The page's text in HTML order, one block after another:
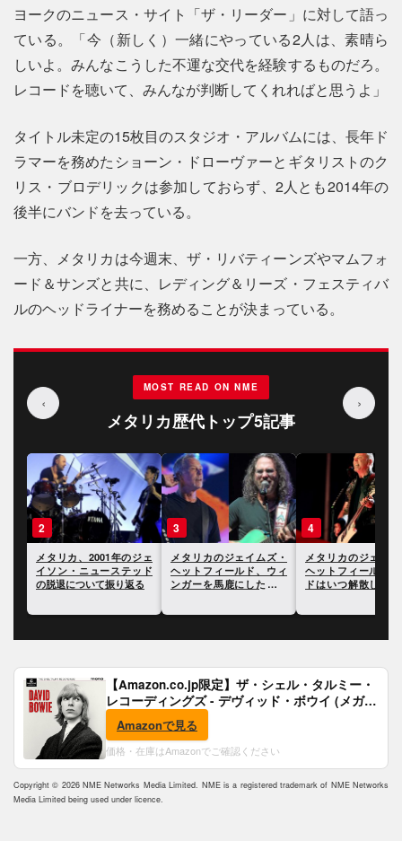
ヨークのニュース・サイト「ザ・リーダー」に対して語っ
ている。「今（新しく）一緒にやっている2人は、素晴ら
しいよ。みんなこうした不運な交代を経験するものだろ。
レコードを聴いて、みんなが判断してくれればと思うよ」
タイトル未定の15枚目のスタジオ・アルバムには、長年ド
ラマーを務めたショーン・ドローヴァーとギタリストのク
リス・ブロデリックは参加しておらず、2人とも2014年の
後半にバンドを去っている。
一方、メタリカは今週末、ザ・リバティーンズやマムフォ
ード＆サンズと共に、レディング＆リーズ・フェスティバ
ルのヘッドライナーを務めることが決まっている。
‹
MOST READ ON NME
メタリカ歴代トップ5記事
›
3
メタリカのジェイムズ・
ヘットフィールド、ウィ
ンガーを馬鹿にしたこと
4
メタリカのジェイムズ・
ヘットフィールド、バン
ドはいつ解散してもおか
5
メタリカのラーズ
リッヒ、タトゥー
ていない理由につ
【Amazon.co.jp限定】ザ・シェル・タルミー・
レコーディングズ - デヴィッド・ボウイ (メガジ
ャケ付)
Amazonで見る
価格・在庫はAmazonでご確認ください
Copyright © 2026 NME Networks Media Limited. NME is a registered trademark of NME Networks
Media Limited being used under licence.